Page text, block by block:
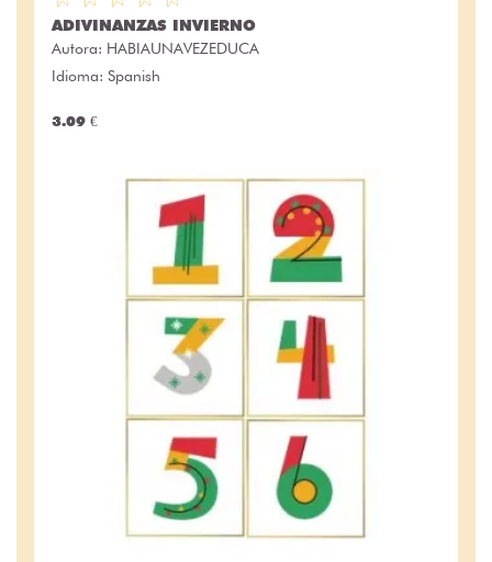
ADIVINANZAS INVIERNO
Autora: HABIAUNAVEZEDUCA
Idioma: Spanish
3.09 €